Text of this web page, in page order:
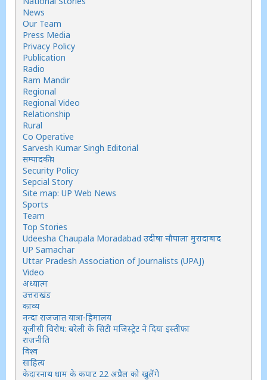
News
Our Team
Press Media
Privacy Policy
Publication
Radio
Ram Mandir
Regional
Regional Video
Relationship
Rural
Co Operative
Sarvesh Kumar Singh Editorial
सम्पादकीय
Security Policy
Sepcial Story
Site map: UP Web News
Sports
Team
Top Stories
Udeesha Chaupala Moradabad उदीषा चौपाला मुरादाबाद
UP Samachar
Uttar Pradesh Association of Journalists (UPAJ)
Video
अध्यात्म
उत्तराखंड
काव्य
नन्दा राजजात यात्रा-हिमालय
यूजीसी विरोध: बरेली के सिटी मजिस्ट्रेट ने दिया इस्तीफा
राजनीति
विश्व
साहित्य
केदारनाथ धाम के कपाट 22 अप्रैल को खुलेंगे